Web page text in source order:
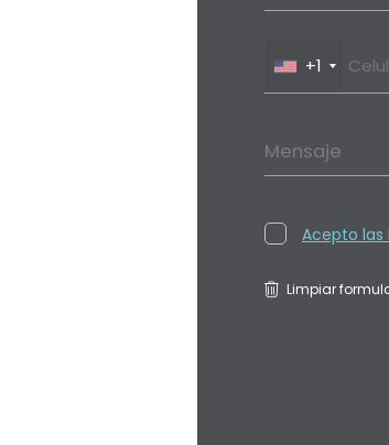
+1
Mensaje
Acepto las
Limpiar